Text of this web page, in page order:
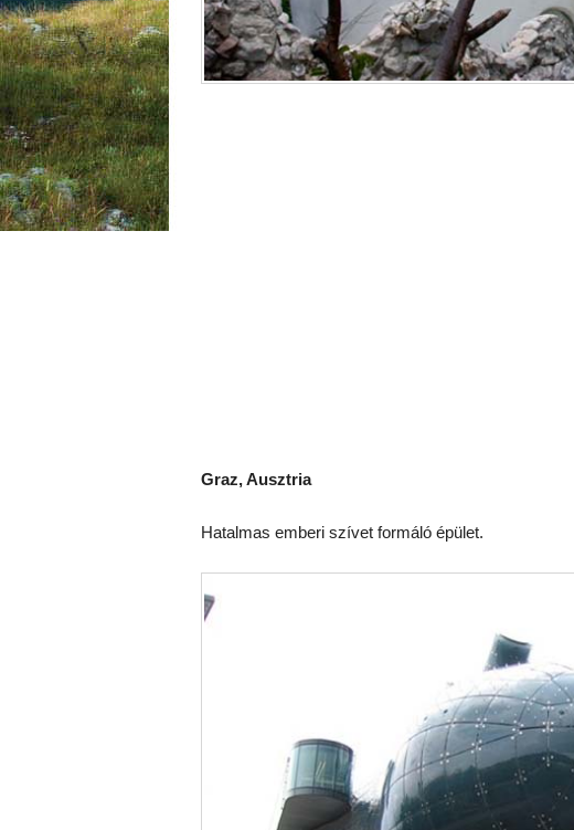
Graz, Ausztria
Hatalmas emberi szívet formáló épület.